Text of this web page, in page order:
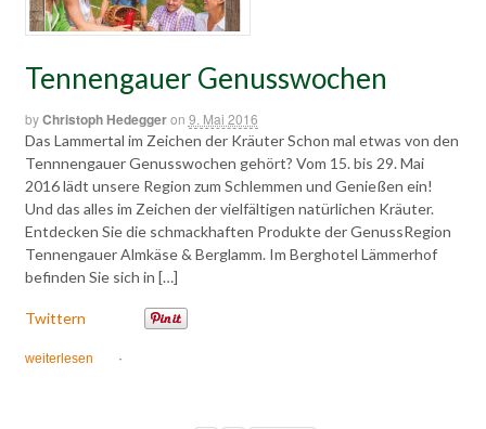
Tennengauer Genusswochen
byChristoph Hedeggeron 9. Mai 2016
Das Lammertal im Zeichen der Kräuter Schon mal etwas von den
Tennnengauer Genusswochen gehört? Vom 15. bis 29. Mai
2016 lädt unsere Region zum Schlemmen und Genießen ein!
Und das alles im Zeichen der vielfältigen natürlichen Kräuter.
Entdecken Sie die schmackhaften Produkte der GenussRegion
Tennengauer Almkäse & Berglamm. Im Berghotel Lämmerhof
befinden Sie sich in […]
Twittern
weiterlesen ·